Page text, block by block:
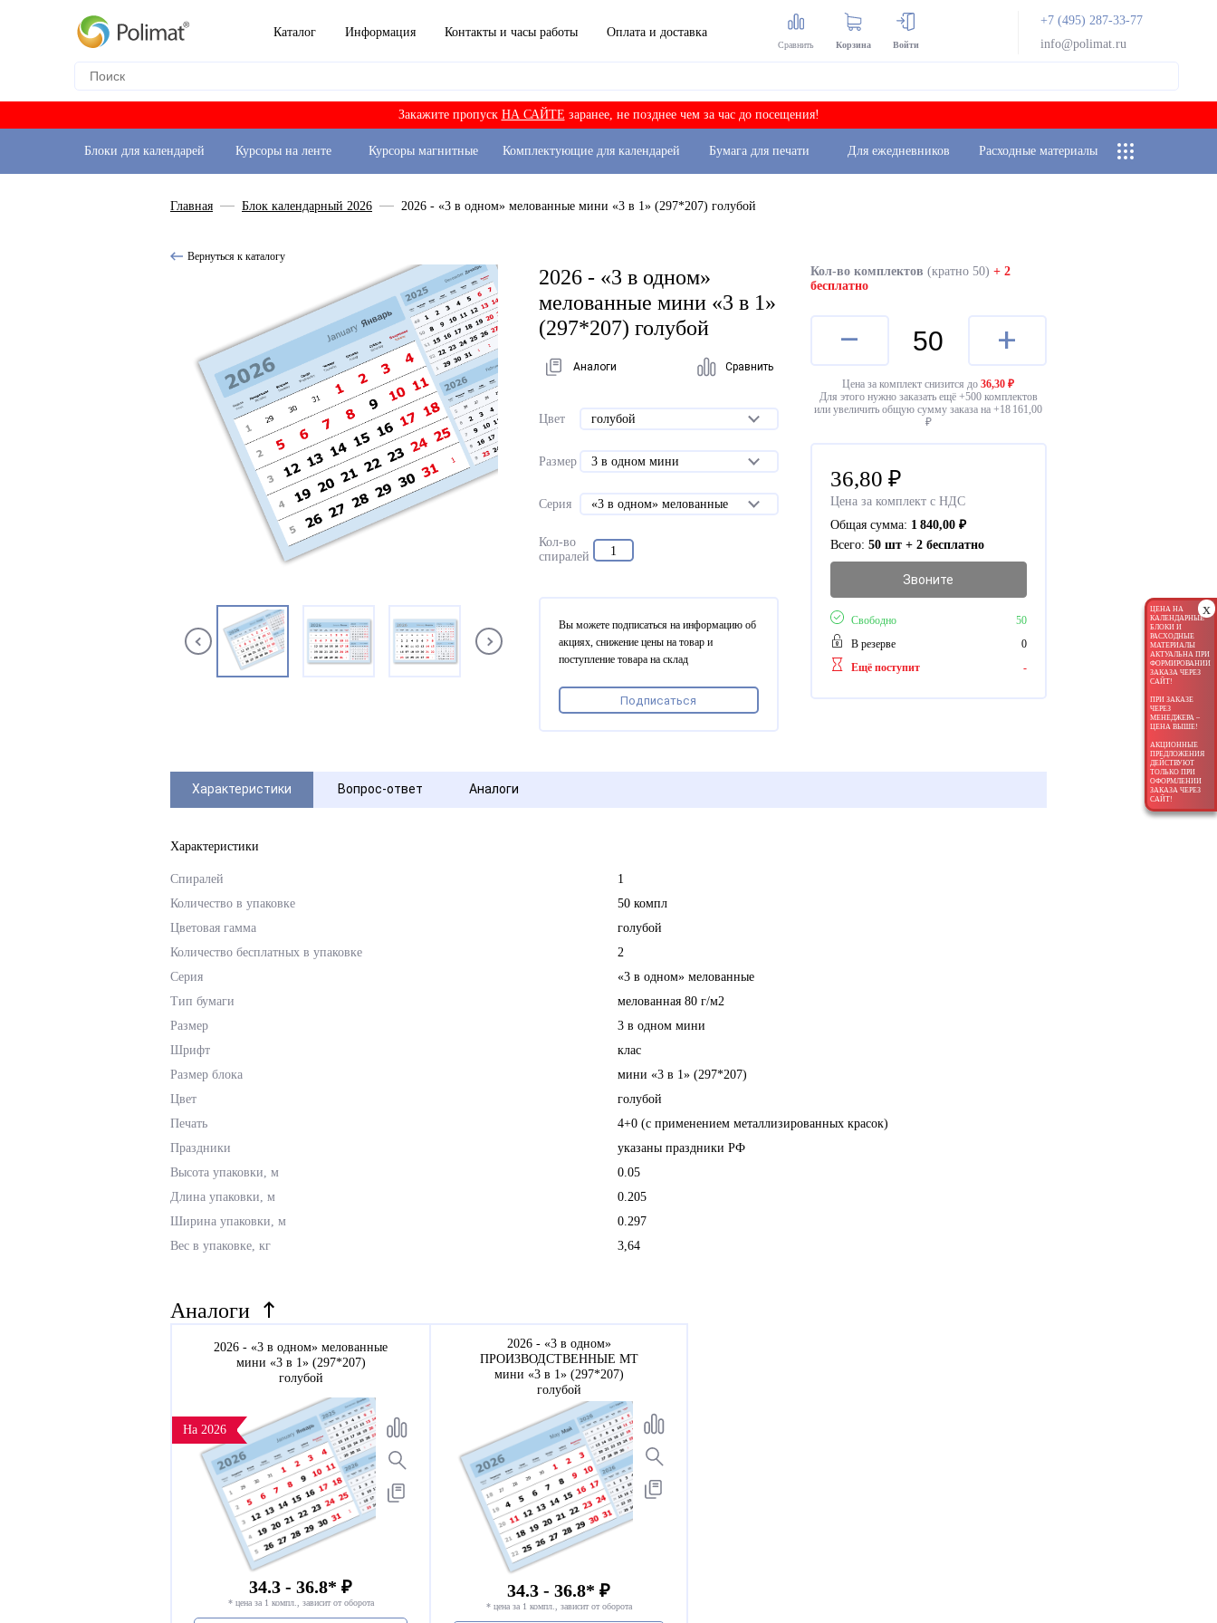
Каталог Информация Контакты и часы работы Оплата и доставка
Сравнить Корзина Войти
+7 (495) 287-33-77
info@polimat.ru
Закажите пропуск НА САЙТЕ заранее, не позднее чем за час до посещения!
Блоки для календарей Курсоры на ленте Курсоры магнитные Комплектующие для календарей Бумага для печати Для ежедневников Расходные материалы
x
ЦЕНА НА
КАЛЕНДАРНЫЕ
БЛОКИ И
РАСХОДНЫЕ
МАТЕРИАЛЫ
АКТУАЛЬНА ПРИ
ФОРМИРОВАНИИ
ЗАКАЗА ЧЕРЕЗ
САЙТ!
ПРИ ЗАКАЗЕ
ЧЕРЕЗ
МЕНЕДЖЕРА –
ЦЕНА ВЫШЕ!
АКЦИОННЫЕ
ПРЕДЛОЖЕНИЯ
ДЕЙСТВУЮТ
ТОЛЬКО ПРИ
ОФОРМЛЕНИИ
ЗАКАЗА ЧЕРЕЗ
САЙТ!
Главная Блок календарный 2026 2026 - «3 в одном» мелованные мини «3 в 1» (297*207) голубой
Вернуться к каталогу
2026 - «3 в одном»
мелованные мини «3 в 1»
(297*207) голубой
Аналоги Сравнить
Цвет голубой
Размер 3 в одном мини
Серия «3 в одном» мелованные
Кол-во
спиралей
1
Кол-во комплектов (кратно 50) + 2
бесплатно
– +
Цена за комплект снизится до36,30 ₽
Для этого нужно заказать ещё +500комплектов
или увеличить общую сумму заказа на +18 161,00
₽
36,80 ₽
Цена за комплект с НДС
Общая сумма: 1 840,00₽
Всего: 50 шт + 2 бесплатно
Звоните
Свободно
50
В резерве
0
Ещё поступит
-
Вы можете подписаться на информацию об
акциях, снижение цены на товар и
поступление товара на склад
Подписаться
Характеристики Вопрос-ответ Аналоги
Характеристики
Спиралей
1
Количество в упаковке
50 компл
Цветовая гамма
голубой
Количество бесплатных в упаковке
2
Серия
«3 в одном» мелованные
Тип бумаги
мелованная 80 г/м2
Размер
3 в одном мини
Шрифт
клас
Размер блока
мини «3 в 1» (297*207)
Цвет
голубой
Печать
4+0 (с применением металлизированных красок)
Праздники
указаны праздники РФ
Высота упаковки, м
0.05
Длина упаковки, м
0.205
Ширина упаковки, м
0.297
Вес в упаковке, кг
3,64
Аналоги
На 2026
2026 - «3 в одном» мелованные
мини «3 в 1» (297*207)
голубой
34.3 - 36.8* ₽
* цена за 1 компл., зависит от оборота
2026 - «3 в одном»
ПРОИЗВОДСТВЕННЫЕ МТ
мини «3 в 1» (297*207)
голубой
34.3 - 36.8* ₽
* цена за 1 компл., зависит от оборота